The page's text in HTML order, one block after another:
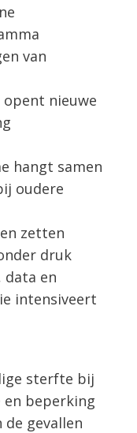
van
nieuwe
hangt samen
oudere
zetten
druk
data en
intensiveert
sterfte bij
en beperking
de gevallen